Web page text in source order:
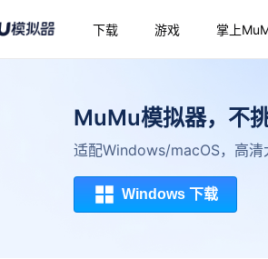
下载 游戏 掌上
MuMu模拟器，不
适配Windows/macOS，高清
Windows 下载